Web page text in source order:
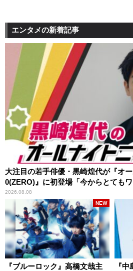
エンタメの新着記事
大注目の若手俳優・黒崎煌代が『オ
0(ZERO)』に初登場「今からとても
2026.08.08
『ブルーロック』高橋文哉主
NEW
『